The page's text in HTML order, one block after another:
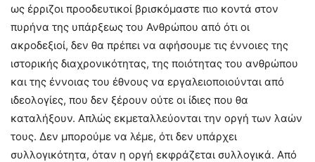
ως έρριζοι προοδευτικοί βρισκόμαστε πιο κοντά στον
πυρήνα της υπάρξεως του Ανθρώπου από ότι οι
ακροδεξιοί, δεν θα πρέπει να αφήσουμε τις έννοιες της
ιστορικής διαχρονικότητας, της ποιότητας του ανθρώπου
και της έννοιας του έθνους να εργαλειοποιούνται από
ιδεολογίες, που δεν ξέρουν ούτε οι ίδιες που θα
καταλήξουν. Απλώς εκμεταλλεύονται την οργή των λαών
τους. Δεν μπορούμε να λέμε, ότι δεν υπάρχει
συλλογικότητα, όταν η οργή εκφράζεται συλλογικά. Από